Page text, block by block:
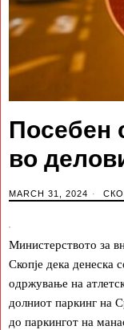
Посебен
во
MARCH 31, 2024
Министерството за
Скопје дека денеска
одржување на
долниот паркинг на
до паркингот на